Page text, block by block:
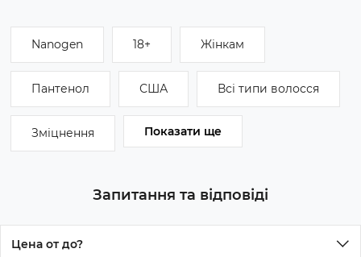
Nanogen 18+ Жінкам
Пантенол США Всі типи волосся
Зміцнення Показати ще
Запитання та відповіді
Цена от до?